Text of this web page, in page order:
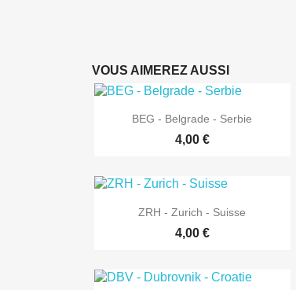
VOUS AIMEREZ AUSSI
 Aperçu rapide
BEG - Belgrade - Serbie
4,00 €
 Aperçu rapide
ZRH - Zurich - Suisse
4,00 €